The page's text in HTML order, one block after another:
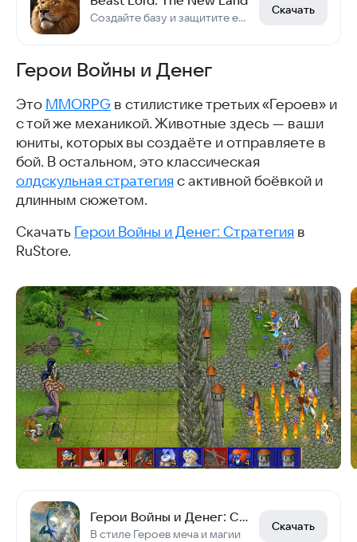
Создайте базу и защитите её с друзьями!
Скачать
Герои Войны и Денег
Это MMORPG в стилистике третьих «Героев» и
с той же механикой. Животные здесь — ваши
юниты, которых вы создаёте и отправляете в
бой. В остальном, это классическая
олдскульная стратегия с активной боёвкой и
длинным сюжетом.
Скачать Герои Войны и Денег: Стратегия в
RuStore.
Герои Войны и Денег: Стратегия
В стиле Героев меча и магии
Скачать